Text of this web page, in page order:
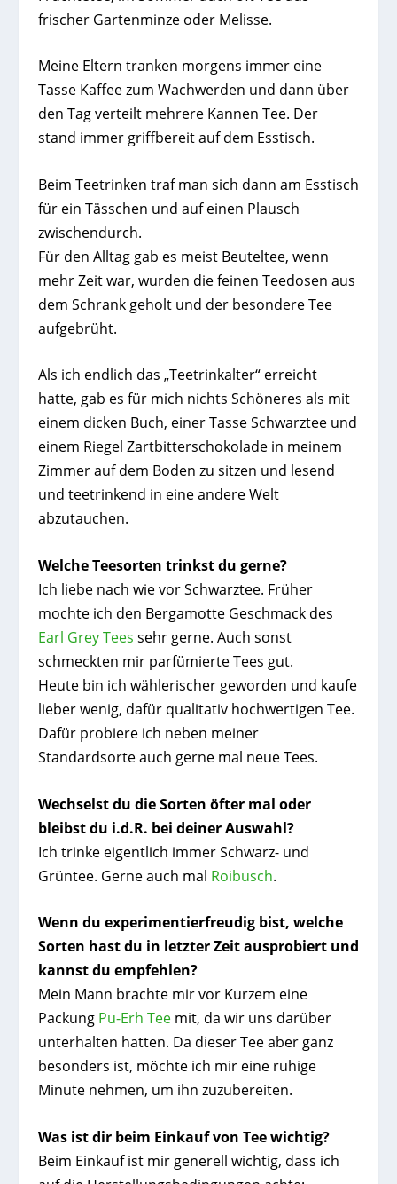
frischer Gartenminze oder Melisse.
Meine Eltern tranken morgens immer eine
Tasse Kaffee zum Wachwerden und dann über
den Tag verteilt mehrere Kannen Tee. Der
stand immer griffbereit auf dem Esstisch.
Beim Teetrinken traf man sich dann am Esstisch
für ein Tässchen und auf einen Plausch
zwischendurch.
Für den Alltag gab es meist Beuteltee, wenn
mehr Zeit war, wurden die feinen Teedosen aus
dem Schrank geholt und der besondere Tee
aufgebrüht.
Als ich endlich das „Teetrinkalter“ erreicht
hatte, gab es für mich nichts Schöneres als mit
einem dicken Buch, einer Tasse Schwarztee und
einem Riegel Zartbitterschokolade in meinem
Zimmer auf dem Boden zu sitzen und lesend
und teetrinkend in eine andere Welt
abzutauchen.
Welche Teesorten trinkst du gerne?
Ich liebe nach wie vor Schwarztee. Früher
mochte ich den Bergamotte Geschmack des
Earl Grey Tees sehr gerne. Auch sonst
schmeckten mir parfümierte Tees gut.
Heute bin ich wählerischer geworden und kaufe
lieber wenig, dafür qualitativ hochwertigen Tee.
Dafür probiere ich neben meiner
Standardsorte auch gerne mal neue Tees.
Wechselst du die Sorten öfter mal oder
bleibst du i.d.R. bei deiner Auswahl?
Ich trinke eigentlich immer Schwarz- und
Grüntee. Gerne auch mal Roibusch.
Wenn du experimentierfreudig bist, welche
Sorten hast du in letzter Zeit ausprobiert und
kannst du empfehlen?
Mein Mann brachte mir vor Kurzem eine
Packung Pu-Erh Teemit, da wir uns darüber
unterhalten hatten. Da dieser Tee aber ganz
besonders ist, möchte ich mir eine ruhige
Minute nehmen, um ihn zuzubereiten.
Was ist dir beim Einkauf von Tee wichtig?
Beim Einkauf ist mir generell wichtig, dass ich